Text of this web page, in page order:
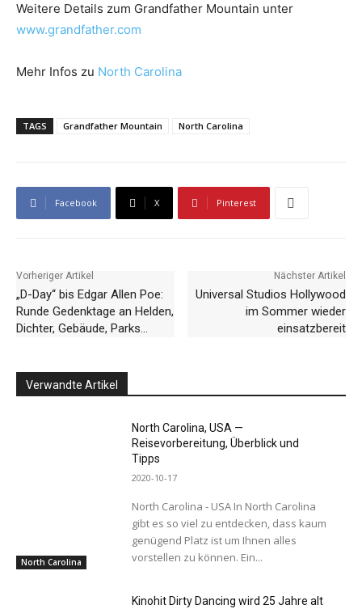
Weitere Details zum Grandfather Mountain unter
www.grandfather.com
Mehr Infos zu North Carolina
TAGS Grandfather Mountain North Carolina
Facebook X Pinterest
Vorheriger Artikel
„D-Day“ bis Edgar Allen Poe:
Runde Gedenktage an Helden,
Dichter, Gebäude, Parks…
Nächster Artikel
Universal Studios Hollywood
im Sommer wieder
einsatzbereit
Verwandte Artikel
North Carolina
North Carolina, USA —
Reisevorbereitung, Überblick und
Tipps
2020-10-17
North Carolina - USA In North Carolina
gibt es so viel zu entdecken, dass kaum
genügend Platz ist um Ihnen alles
vorstellen zu können. Ein...
Kinohit Dirty Dancing wird 25 Jahre alt